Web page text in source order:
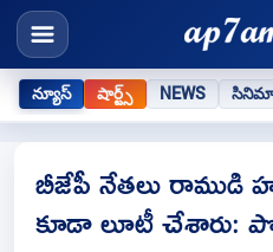
న్యూస్ షార్ట్స్ NEWS
బీజేపీ నేతలు రాముడి
కూడా లూటీ చేశారు: